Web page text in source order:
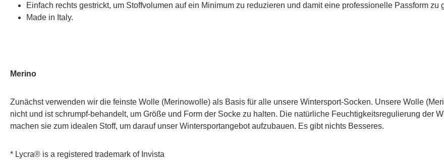
Einfach rechts gestrickt, um Stoffvolumen auf ein Minimum zu reduzieren und damit eine professionelle Passform zu
Made in Italy.
Merino
Zunächst verwenden wir die feinste Wolle (Merinowolle) als Basis für alle unsere Wintersport-Socken. Unsere Wolle
nicht und ist schrumpf-behandelt, um Größe und Form der Socke zu halten. Die natürliche Feuchtigkeitsregulierung der
machen sie zum idealen Stoff, um darauf unser Wintersportangebot aufzubauen. Es gibt nichts Besseres.
* Lycra® is a registered trademark of Invista